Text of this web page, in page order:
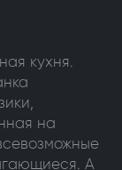
кухня.
на
А